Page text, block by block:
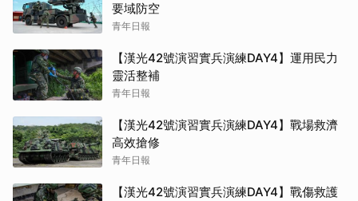
要域防空
青年日報
【漢光42號演習實兵演練DAY4】運用民力
靈活整補
青年日報
【漢光42號演習實兵演練DAY4】戰場救濟
高效搶修
青年日報
【漢光42號演習實兵演練DAY4】戰傷救護